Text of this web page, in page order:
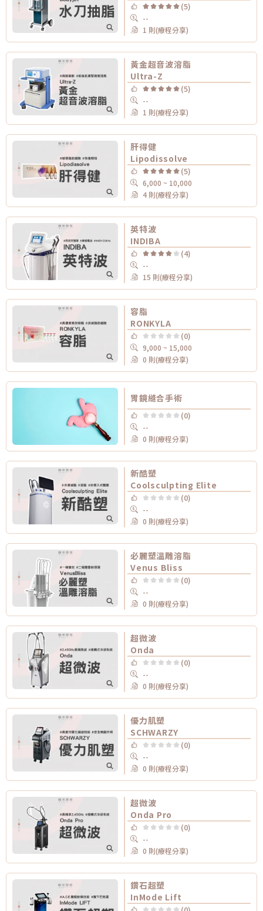
(5)
--
1 則(療程分享)
黃金超音波溶脂
Ultra-Z
(5)
--
1 則(療程分享)
肝得健
Lipodissolve
(5)
6,000 ~ 10,000
4 則(療程分享)
英特波
INDIBA
(4)
--
15 則(療程分享)
容脂
RONKYLA
(0)
9,000 ~ 15,000
0 則(療程分享)
胃鏡縫合手術
(0)
--
0 則(療程分享)
新酷塑
Coolsculpting Elite
(0)
--
0 則(療程分享)
必麗塑溫雕溶脂
Venus Bliss
(0)
--
0 則(療程分享)
超微波
Onda
(0)
--
0 則(療程分享)
優力肌塑
SCHWARZY
(0)
--
0 則(療程分享)
超微波
Onda Pro
(0)
--
0 則(療程分享)
鑽石超塑
InMode Lift